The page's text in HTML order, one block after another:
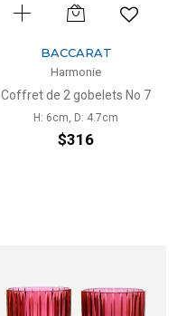
BACCARAT
Harmonie
Coffret de 2 gobelets No 7
H: 6cm, D: 4.7cm
$316